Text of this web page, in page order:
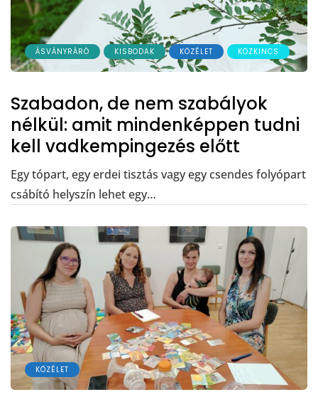
ÁSVÁNYRÁRÓ KISBODAK KÖZÉLET KÖZKINCS
Szabadon, de nem szabályok
nélkül: amit mindenképpen tudni
kell vadkempingezés előtt
Egy tópart, egy erdei tisztás vagy egy csendes folyópart
csábító helyszín lehet egy…
KÖZÉLET